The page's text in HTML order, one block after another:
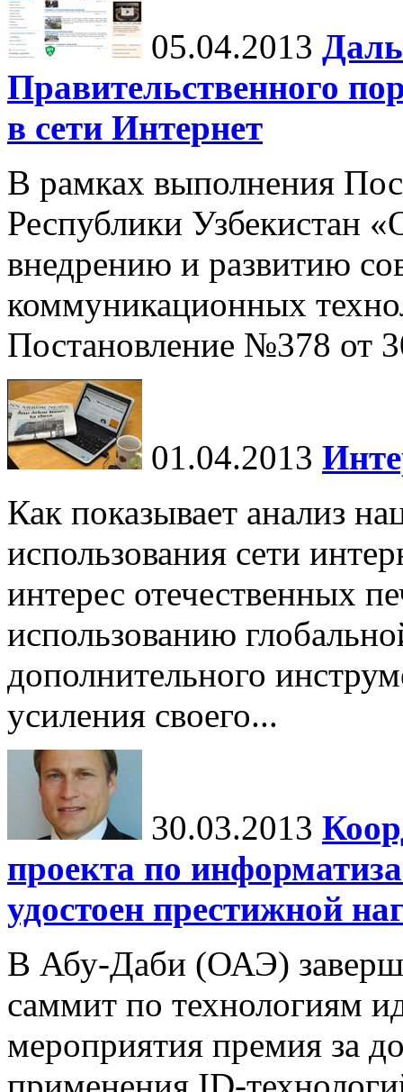
05.04.2013
Правительственного
в сети Интернет
В рамках выполнения
Республики Узбекистан
внедрению и развитию
коммуникационных
Постановление №378 от
01.04.2013
Как показывает анализ
использования сети
интерес отечественных
использованию
дополнительного
усиления своего...
30.03.2013
проекта по
удостоен престижной
В Абу-Даби (ОАЭ)
саммит по технологиям
мероприятия премия за